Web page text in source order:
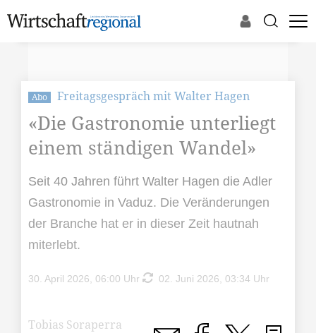
Abo Freitagsgespräch mit Walter Hagen
«Die Gastronomie unterliegt
einem ständigen Wandel»
Seit 40 Jahren führt Walter Hagen die Adler
Gastronomie in Vaduz. Die Veränderungen
der Branche hat er in dieser Zeit hautnah
miterlebt.
30. April 2026, 06:00 Uhr 02. Juni 2026, 03:34 Uhr
Tobias Soraperra